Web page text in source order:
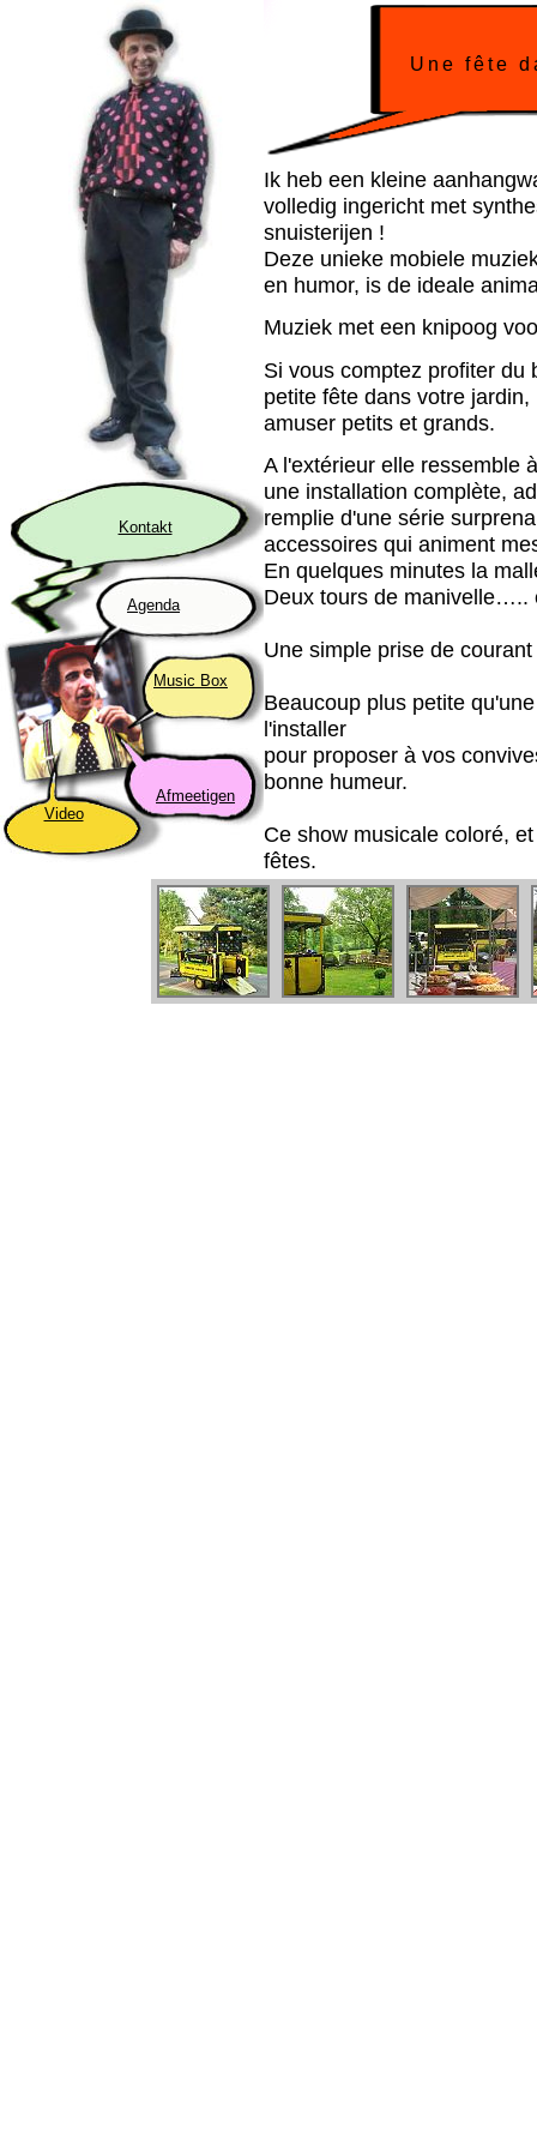
Une fête
Ik heb een kleine
volledig ingericht met
snuisterijen !
Deze unieke mobiele
en humor, is de ideale
Muziek met een knipoog
Si vous comptez profiter du
petite fête dans votre
amuser petits et grands.
A l'extérieur elle ressemble
une installation complète,
remplie d'une série
accessoires qui animent
En quelques minutes la
Deux tours de manivelle…..
Une simple prise de
Beaucoup plus petite
l'installer
pour proposer à vos
bonne humeur.
Ce show musicale coloré,
fêtes.
Kontakt
Agenda
Music Box
Afmeetigen
Video